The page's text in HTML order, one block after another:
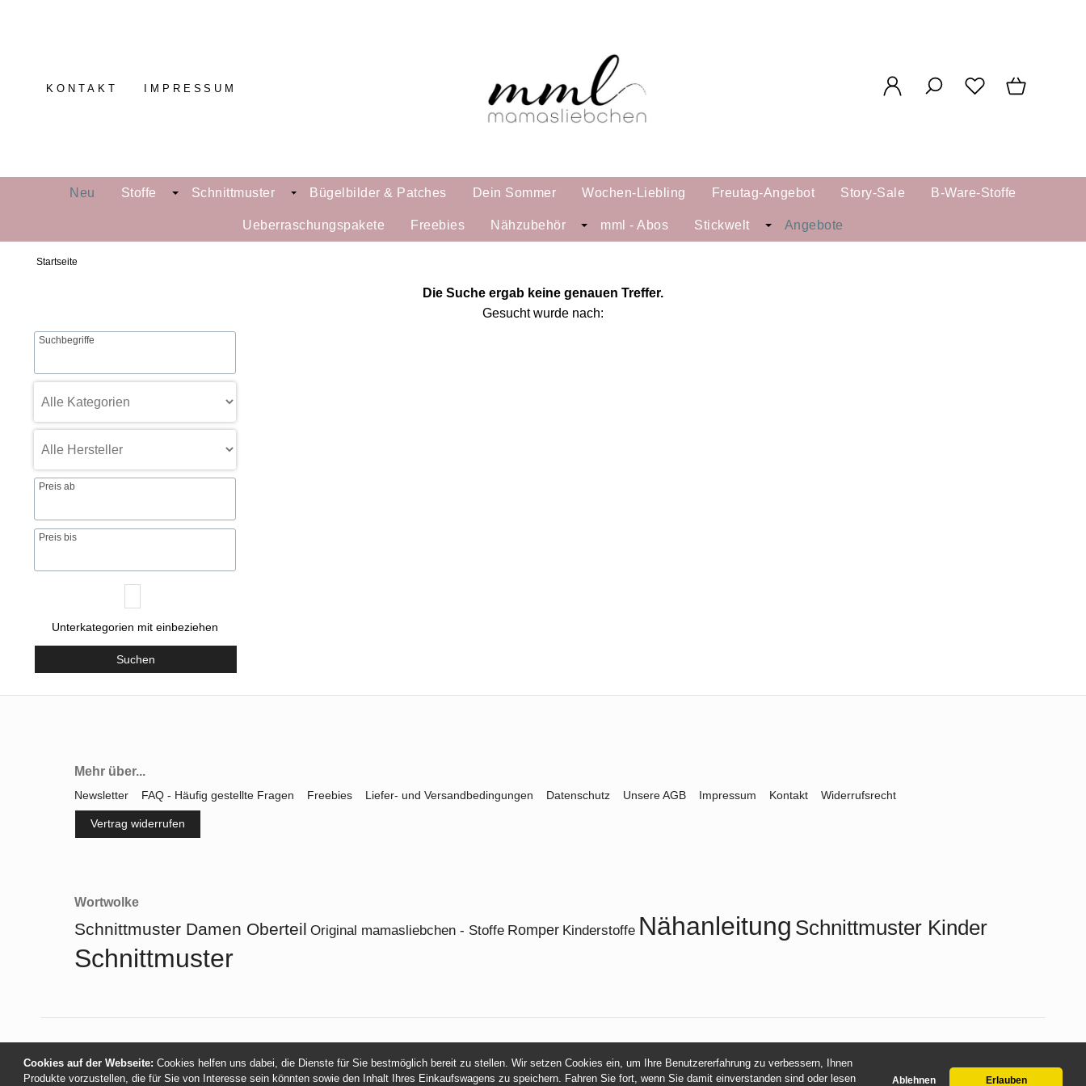
Cookies auf der Webseite: Cookies helfen uns dabei, die Dienste für Sie bestmöglich bereit zu stellen. Wir setzen Cookies ein, um Ihre Benutzererfahrung zu verbessern, Ihnen
Produkte vorzustellen, die für Sie von Interesse sein könnten sowie den Inhalt Ihres Einkaufswagens zu speichern. Fahren Sie fort, wenn Sie damit einverstanden sind oder lesen
Ablehnen Erlauben
KONTAKT IMPRESSUM
Neu Stoffe Schnittmuster Bügelbilder & Patches Dein Sommer Wochen-Liebling Freutag-Angebot Story-Sale B-Ware-Stoffe
Ueberraschungspakete Freebies Nähzubehör mml - Abos Stickwelt Angebote
Startseite
Die Suche ergab keine genauen Treffer.
Gesucht wurde nach:
Suchbegriffe
Preis ab
Preis bis
Unterkategorien mit einbeziehen
Suchen
Mehr über...
Newsletter FAQ - Häufig gestellte Fragen Freebies Liefer- und Versandbedingungen Datenschutz Unsere AGB Impressum Kontakt Widerrufsrecht
Vertrag widerrufen
Wortwolke
Schnittmuster Damen Oberteil Original mamasliebchen - Stoffe Romper Kinderstoffe Nähanleitung Schnittmuster Kinder
Schnittmuster
© 2026 -mamasliebchen.de